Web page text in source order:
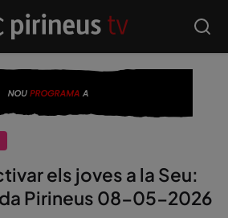
els joves a la Seu:
Pirineus 08-05-2026